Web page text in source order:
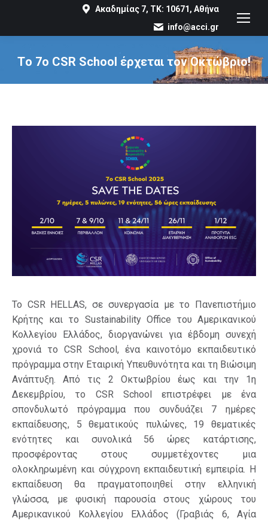
Ακαδημίας 7, ΤΚ: 10671, Αθήνα
info@acci.gr
Tο 7ο CSR School έρχεται τον Οκτώβριο!
You are here:
Το CSR HELLAS, σε συνεργασία με το Πανεπιστήμιο
Κρήτης και το Sustainability Office του Αμερικανικού
Κολλεγίου Ελλάδος, διοργανώνει για έβδομη συνεχή
χρονιά το CSR School, ένα καινοτόμο εκπαιδευτικό
πρόγραμμα στην Εταιρική Υπευθυνότητα και τη Βιώσιμη
Ανάπτυξη. Από τις 2 Οκτωβρίου έως και την 1η
Δεκεμβρίου, το CSR School επιστρέφει με ένα
σπονδυλωτό πρόγραμμα που συνδυάζει 7 ημέρες
εκπαίδευσης, 5 θεματικούς πυλώνες, 19 θεματικές
ενότητες και συνολικά 56 ώρες κατάρτισης,
προσφέροντας στους συμμετέχοντες μια
ολοκληρωμένη και σύγχρονη εκπαιδευτική εμπειρία. Η
εκπαίδευση θα πραγματοποιηθεί στην ελληνική
γλώσσα, με φυσική παρουσία στους χώρους του
Αμερικανικού Κολλεγίου Ελλάδος (Γραβιάς 6, Αγία